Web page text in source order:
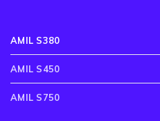
AMIL S380
AMIL S450
AMIL S750